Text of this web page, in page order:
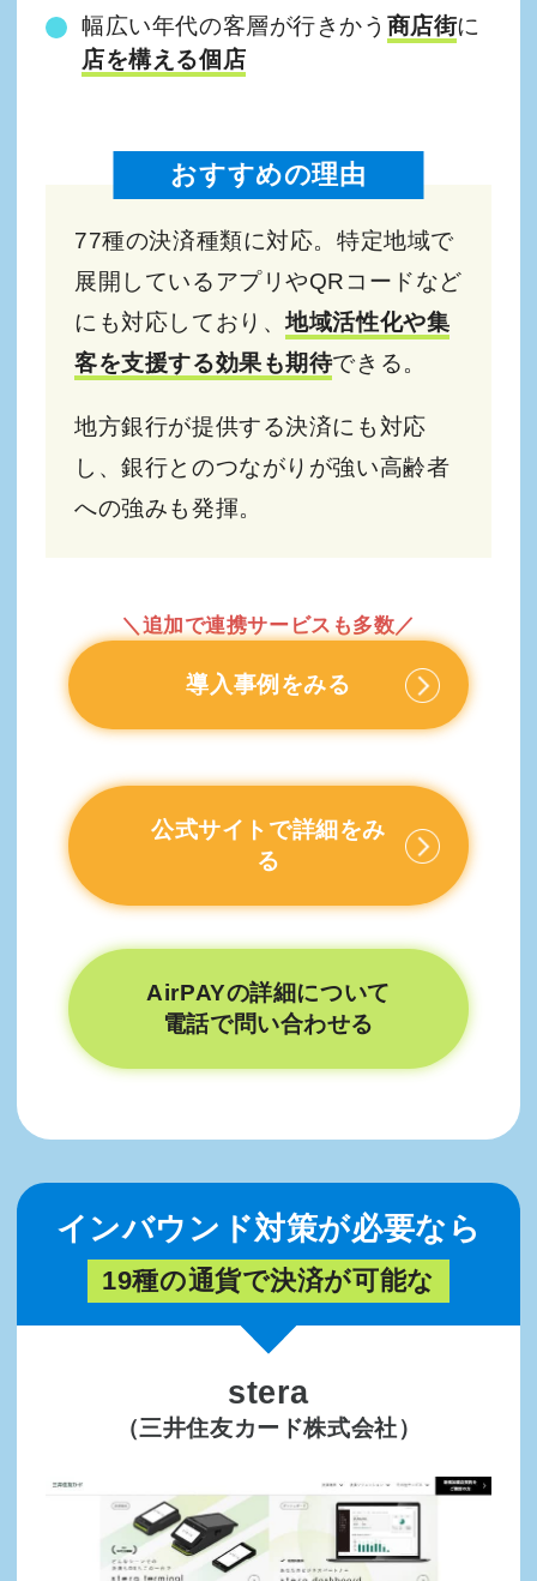
幅広い年代の客層が行きかう 商店街に
店を構える個店
おすすめの理由
77種の決済種類に対応。特定地域で
展開しているアプリやQRコードなど
にも対応しており、地域活性化や集
客を支援する効果も期待できる。
地方銀行が提供する決済にも対応
し、銀行とのつながりが強い高齢者
への強みも発揮。
＼追加で連携サービスも多数／
導入事例をみる
公式サイトで詳細をみ
る
AirPAYの詳細について
電話で問い合わせる
インバウンド対策が必要なら
19種の通貨で決済が可能な
stera
（三井住友カード株式会社）